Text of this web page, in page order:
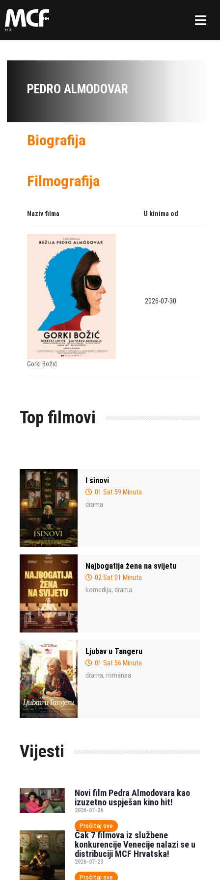
PEDRO ALMODOVAR
Biografija
Filmografija
Naziv filma U kinima od
Gorki Božić
2026-07-30
Top filmovi
I sinovi
01 Sat 59 Minuta
drama
Najbogatija žena na svijetu
02 Sat 01 Minuta
komedija, drama
Ljubav u Tangeru
01 Sat 56 Minuta
drama, romansa
Vijesti
Novi film Pedra Almodovara kao
izuzetno uspješan kino hit!
2026-07-26
Pročitaj sve
Čak 7 filmova iz službene
konkurencije Venecije nalazi se u
distribuciji MCF Hrvatska!
2026-07-23
Pročitaj sve